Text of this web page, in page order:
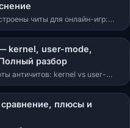
читы для онлайн-игр:
kernel-level, оверлеи,
для новичков.
kernel, user-mode,
разбор
античитов: kernel vs user-
поведенческий анализ,
статья.
плюсы и